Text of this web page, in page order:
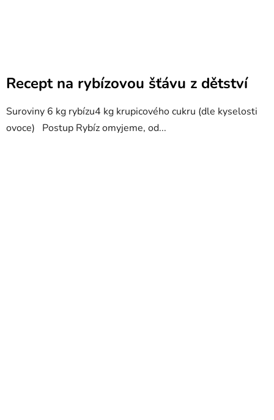
Recept na rybízovou šťávu z dětství
Suroviny 6 kg rybízu4 kg krupicového cukru (dle kyselosti
ovoce) Postup Rybíz omyjeme, od...